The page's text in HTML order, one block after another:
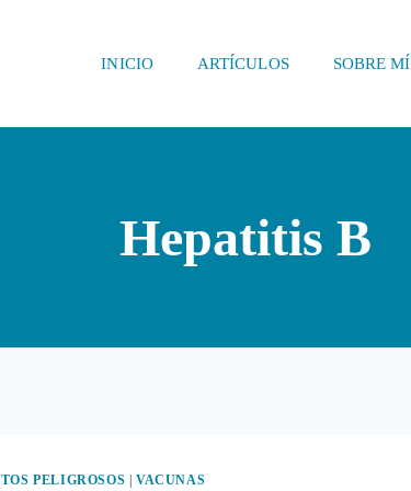
INICIO ARTÍCULOS SOBRE MÍ
Hepatitis B
PELIGROSOS |VACUNAS